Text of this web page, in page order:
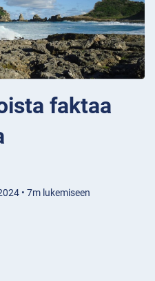
faktaa
• 7m lukemiseen